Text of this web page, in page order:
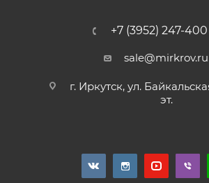
+7 (3952) 247-400
sale@mirkrov.ru
г. Иркутск, ул.
эт.